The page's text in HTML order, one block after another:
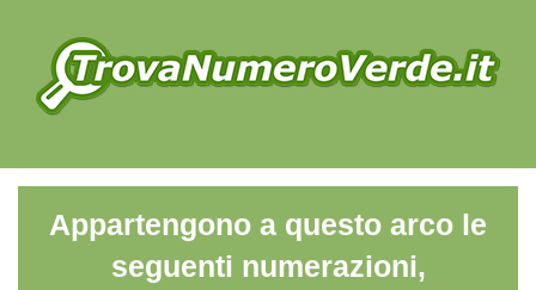
Appartengono a questo arco le
seguenti numerazioni,